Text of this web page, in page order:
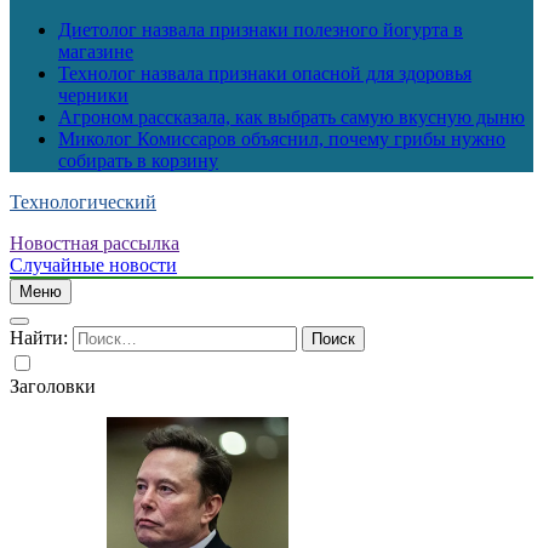
Диетолог назвала признаки полезного йогурта в
магазине
Технолог назвала признаки опасной для здоровья
черники
Агроном рассказала, как выбрать самую вкусную дыню
Миколог Комиссаров объяснил, почему грибы нужно
собирать в корзину
Технологический
Новостная рассылка
Случайные новости
Меню
Найти:
Заголовки